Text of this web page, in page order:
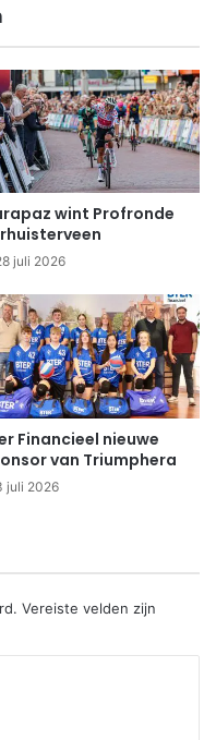
wint Profronde
juli 2026
Financieel nieuwe
van Triumphera
juli 2026
Vereiste velden zijn